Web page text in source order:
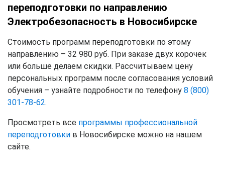
переподготовки по направлению
Электробезопасность в Новосибирске
Стоимость программ переподготовки по этому
направлению – 32 980 руб. При заказе двух корочек
или больше делаем скидки. Рассчитываем цену
персональных программ после согласования условий
обучения – узнайте подробности по телефону 8 (800)
301-78-62.
Просмотреть все программы профессиональной
переподготовки в Новосибирске можно на нашем
сайте.